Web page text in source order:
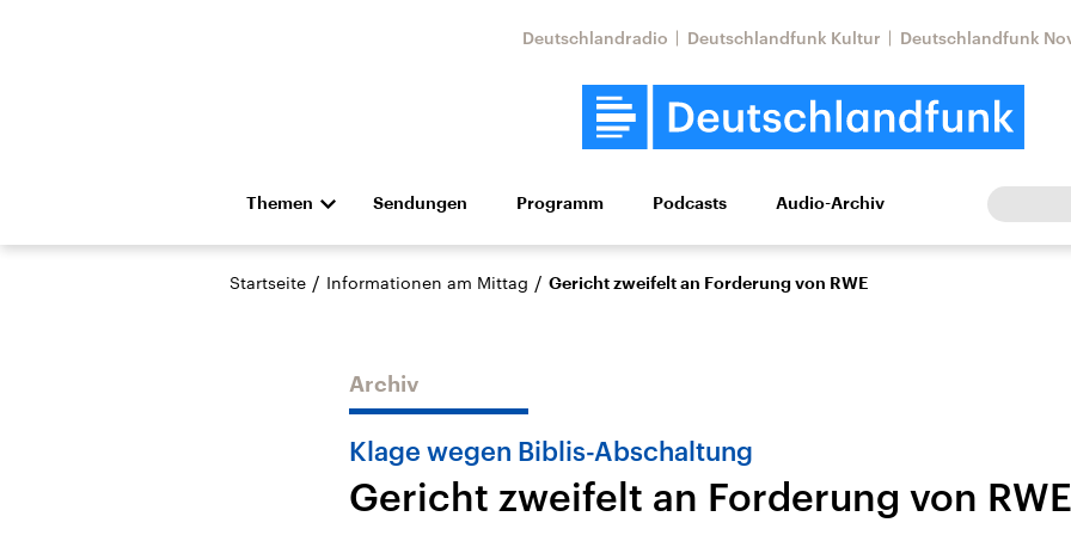
Deutschlandradio Deutschlandfunk Kultur Deutschlandfunk
Themen
Die Nachrichten Politik Wirtschaft Wissen Kultur Europa
Hörspiel und Feature Musik
Landtagswahl Sachsen-
USA
Nahostkonflikt
Iran
Sendungen Programm Podcasts Audio-Archiv
Startseite / Informationen am Mittag / Gericht zweifelt an Forderung von RWE
Archiv
Klage wegen Biblis-Abschaltung
Gericht zweifelt an Forderung von RWE